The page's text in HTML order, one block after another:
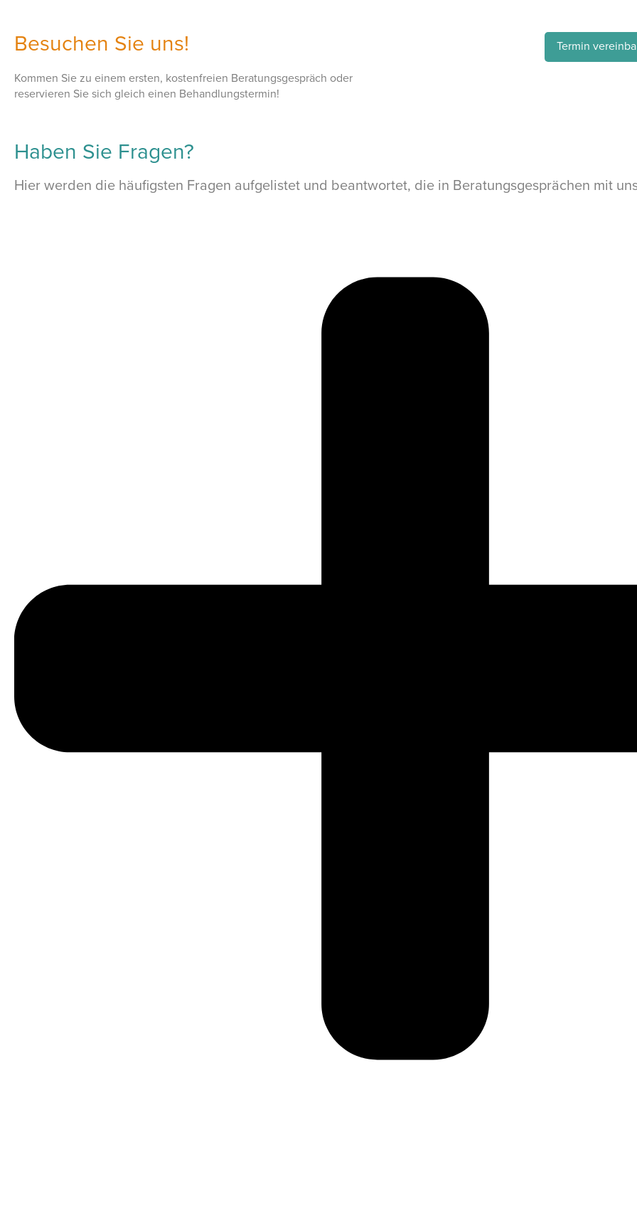
Besuchen Sie uns!
Kommen Sie zu einem ersten, kostenfreien Beratungsgespräch oder
reservieren Sie sich gleich einen Behandlungstermin!
Termin
Haben Sie Fragen?
Hier werden die häufigsten Fragen aufgelistet und beantwortet, die in Beratungsgesprächen mit